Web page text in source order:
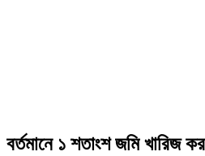
বর্তমানে ১ শতাংশ জমি খারিজ